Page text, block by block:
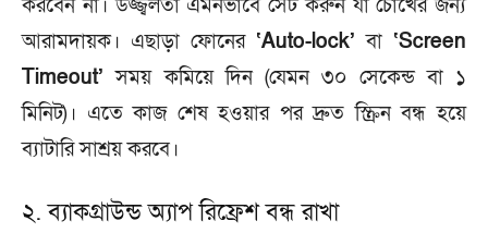
করবেন না। উজ্জ্বলতা এমনভাবে সেট করুন যা চোখের জন্য
আরামদায়ক। এছাড়া ফোনের ‘Auto-lock’ বা ‘Screen
Timeout’ সময় কমিয়ে দিন (যেমন ৩০ সেকেন্ড বা ১
মিনিট)। এতে কাজ শেষ হওয়ার পর দ্রুত স্ক্রিন বন্ধ হয়ে
ব্যাটারি সাশ্রয় করবে।
২. ব্যাকগ্রাউন্ড অ্যাপ রিফ্রেশ বন্ধ রাখা